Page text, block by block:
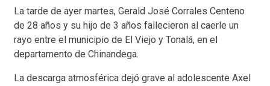
La tarde de ayer martes, Gerald José Corrales Centeno
de 28 años y su hijo de 3 años fallecieron al caerle un
rayo entre el municipio de El Viejo y Tonalá, en el
departamento de Chinandega.
La descarga atmosférica dejó grave al adolescente Axel